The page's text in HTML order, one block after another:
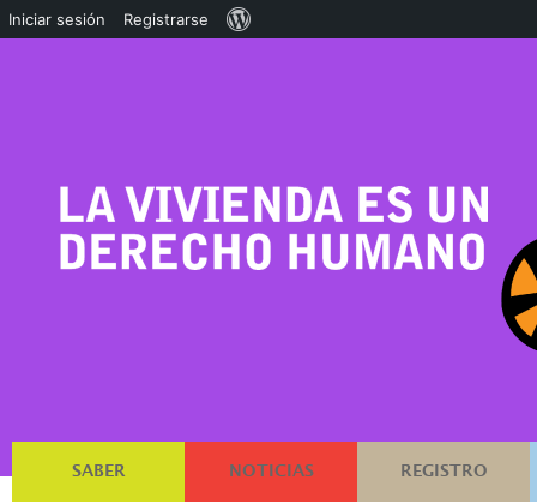
SABER NOTICIAS REGISTRO
Iniciar sesión Registrarse